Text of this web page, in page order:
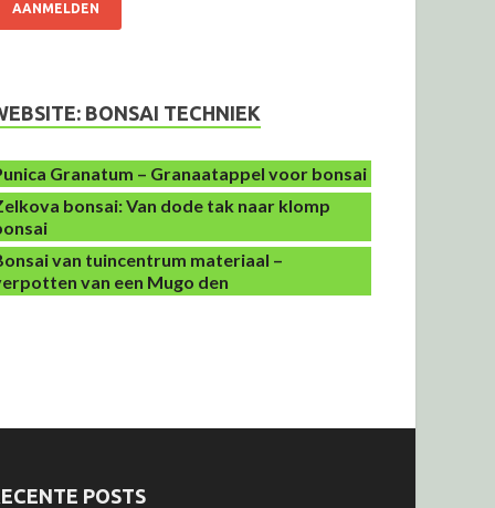
AANMELDEN
BONSAI TECHNIEK
Granatum – Granaatappel voor bonsai
bonsai: Van dode tak naar klomp
van tuincentrum materiaal –
van een Mugo den
POSTS